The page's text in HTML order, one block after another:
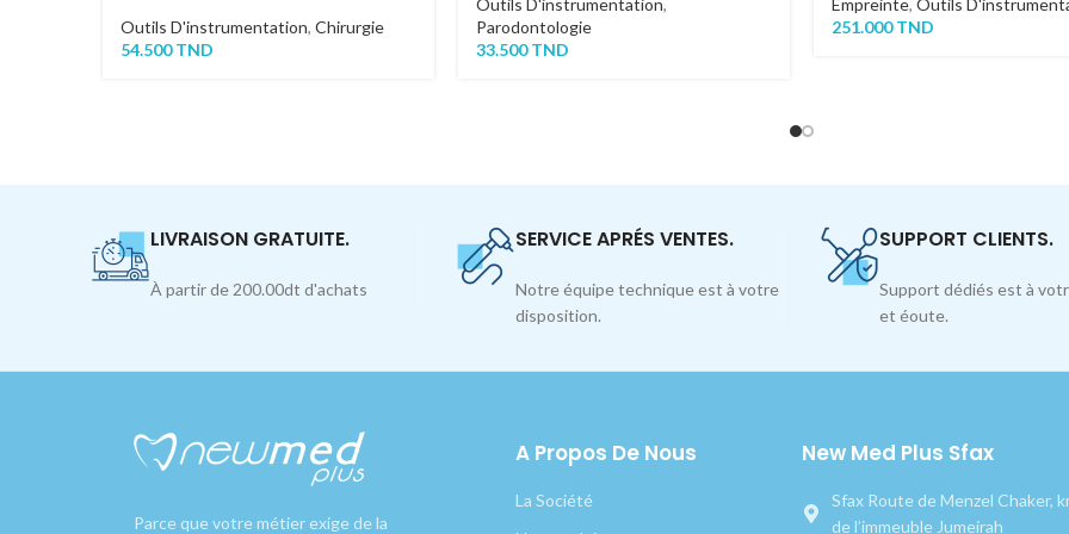
Outils D'instrumentation, Chirurgie
54.500TND
Outils D'instrumentation,
Parodontologie
33.500TND
Empreinte, Outils
251.000TND
LIVRAISON GRATUITE.
À partir de 200.00dt d'achats
SERVICE APRÉS VENTES.
Notre équipe technique est à votre
disposition.
SUPPORT CLIENTS.
Support dédiés est à
et éoute.
Parce que votre métier exige de la
A Propos De Nous
La Société
New Med Plus Sfax
Sfax Route de Menzel Chaker,
de l’immeuble Jumeirah